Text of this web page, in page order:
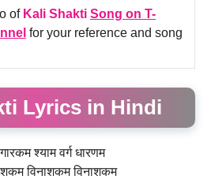
of Kali Shakti Song on T-
for your reference and song
Lyrics in Hindi
श्याम वर्ग धारणम
विनाशकम विनाशकम